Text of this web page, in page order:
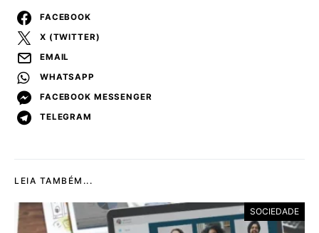
FACEBOOK
X (TWITTER)
EMAIL
WHATSAPP
FACEBOOK MESSENGER
TELEGRAM
LEIA TAMBÉM...
SOCIEDADE